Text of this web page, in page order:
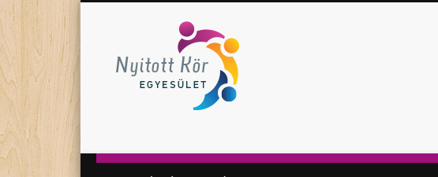
Játék. Színház. Felfedezés.
FacebookTwitter Vimeo